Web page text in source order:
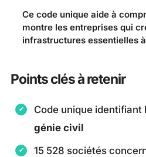
Ce code unique aide à
montre les entreprises qui
infrastructures essentielles
Points clés à retenir
Code unique identifiant
génie civil
15 528 sociétés